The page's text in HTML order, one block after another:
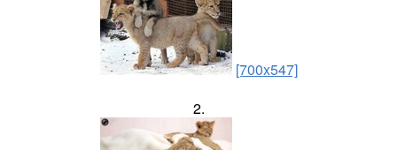
[700x547]
2.